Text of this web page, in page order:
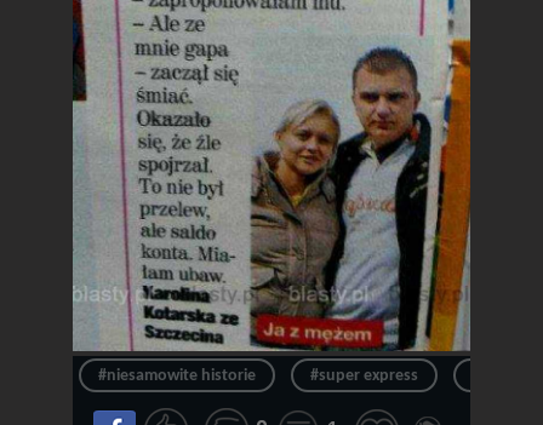
#niesamowite historie #super express